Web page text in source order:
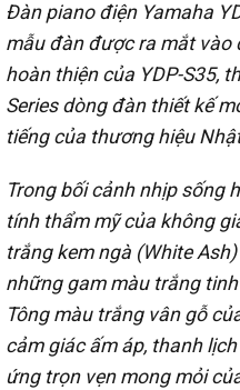
Đàn piano điện Yamaha
mẫu đàn được ra mắt vào
hoàn thiện của YDP-S35,
Series dòng đàn thiết kế
tiếng của thương hiệu
Trong bối cảnh nhịp sống
tính thẩm mỹ của không
trắng kem ngà (White
những gam màu trắng
Tông màu trắng vân gỗ
cảm giác ấm áp, thanh
ứng trọn vẹn mong mỏi